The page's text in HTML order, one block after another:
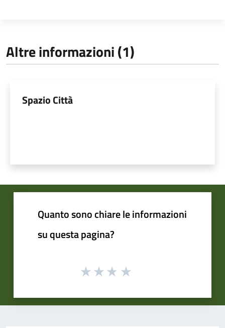
Altre informazioni (1)
Spazio Città
Quanto sono chiare le informazioni
su questa pagina?